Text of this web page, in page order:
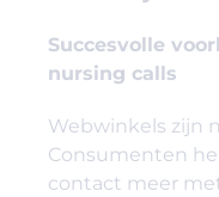
Succesvolle
nursing calls
Webwinkels zijn
Consumenten
contact meer